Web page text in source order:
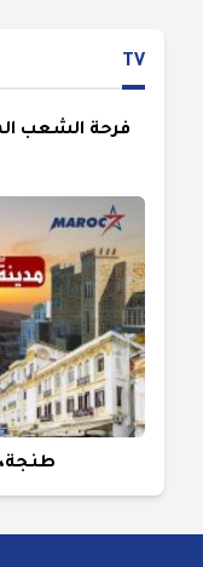
TV
فرحة الشعب
طنجة،